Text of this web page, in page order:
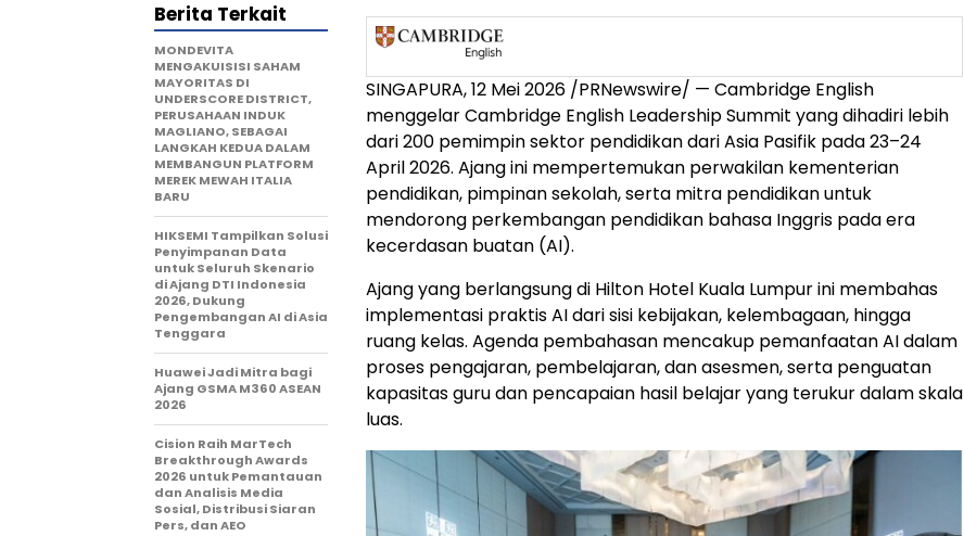
SINGAPURA, 12 Mei 2026 /PRNewswire/ — Cambridge English
menggelar Cambridge English Leadership Summit yang dihadiri lebih
dari 200 pemimpin sektor pendidikan dari Asia Pasifik pada 23–24
April 2026. Ajang ini mempertemukan perwakilan kementerian
pendidikan, pimpinan sekolah, serta mitra pendidikan untuk
mendorong perkembangan pendidikan bahasa Inggris pada era
kecerdasan buatan (AI).
Ajang yang berlangsung di Hilton Hotel Kuala Lumpur ini membahas
implementasi praktis AI dari sisi kebijakan, kelembagaan, hingga
ruang kelas. Agenda pembahasan mencakup pemanfaatan AI dalam
proses pengajaran, pembelajaran, dan asesmen, serta penguatan
kapasitas guru dan pencapaian hasil belajar yang terukur dalam skala
luas.
Berita Terkait
MONDEVITA
MENGAKUISISI SAHAM
MAYORITAS DI
UNDERSCORE DISTRICT,
PERUSAHAAN INDUK
MAGLIANO, SEBAGAI
LANGKAH KEDUA DALAM
MEMBANGUN PLATFORM
MEREK MEWAH ITALIA
BARU
HIKSEMI Tampilkan Solusi
Penyimpanan Data
untuk Seluruh Skenario
di Ajang DTI Indonesia
2026, Dukung
Pengembangan AI di Asia
Tenggara
Huawei Jadi Mitra bagi
Ajang GSMA M360 ASEAN
2026
Cision Raih MarTech
Breakthrough Awards
2026 untuk Pemantauan
dan Analisis Media
Sosial, Distribusi Siaran
Pers, dan AEO